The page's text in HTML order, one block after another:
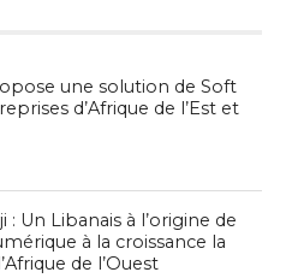
une solution de Soft
d’Afrique de l’Est et
: Un Libanais à l’origine de
à la croissance la
de l’Ouest